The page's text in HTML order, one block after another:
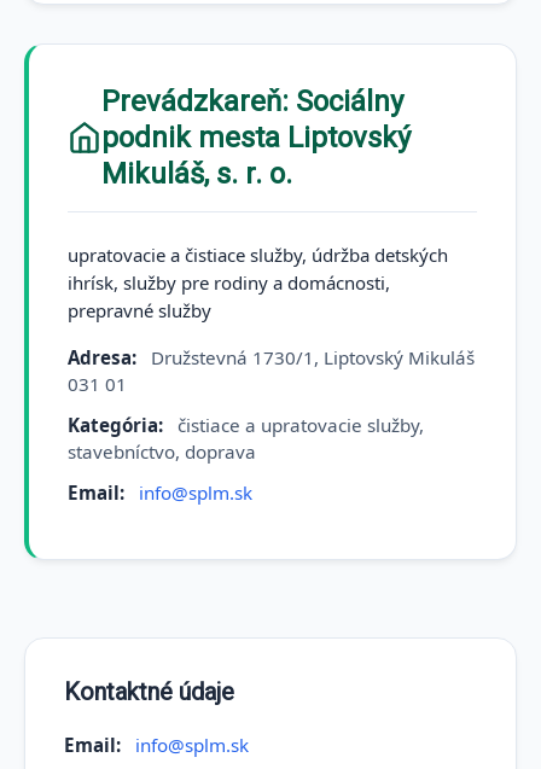
Prevádzkareň: Sociálny
podnik mesta Liptovský
Mikuláš, s. r. o.
upratovacie a čistiace služby, údržba detských
ihrísk, služby pre rodiny a domácnosti,
prepravné služby
Adresa:
Družstevná 1730/1, Liptovský Mikuláš
031 01
Kategória: čistiace a upratovacie služby,
stavebníctvo, doprava
Email:
info@splm.sk
Kontaktné údaje
Email:
info@splm.sk